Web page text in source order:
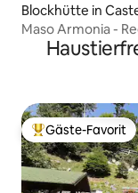
Blockhütte in
Maso Armonia -
Beliebter Gäste-
Gäste-Favorit